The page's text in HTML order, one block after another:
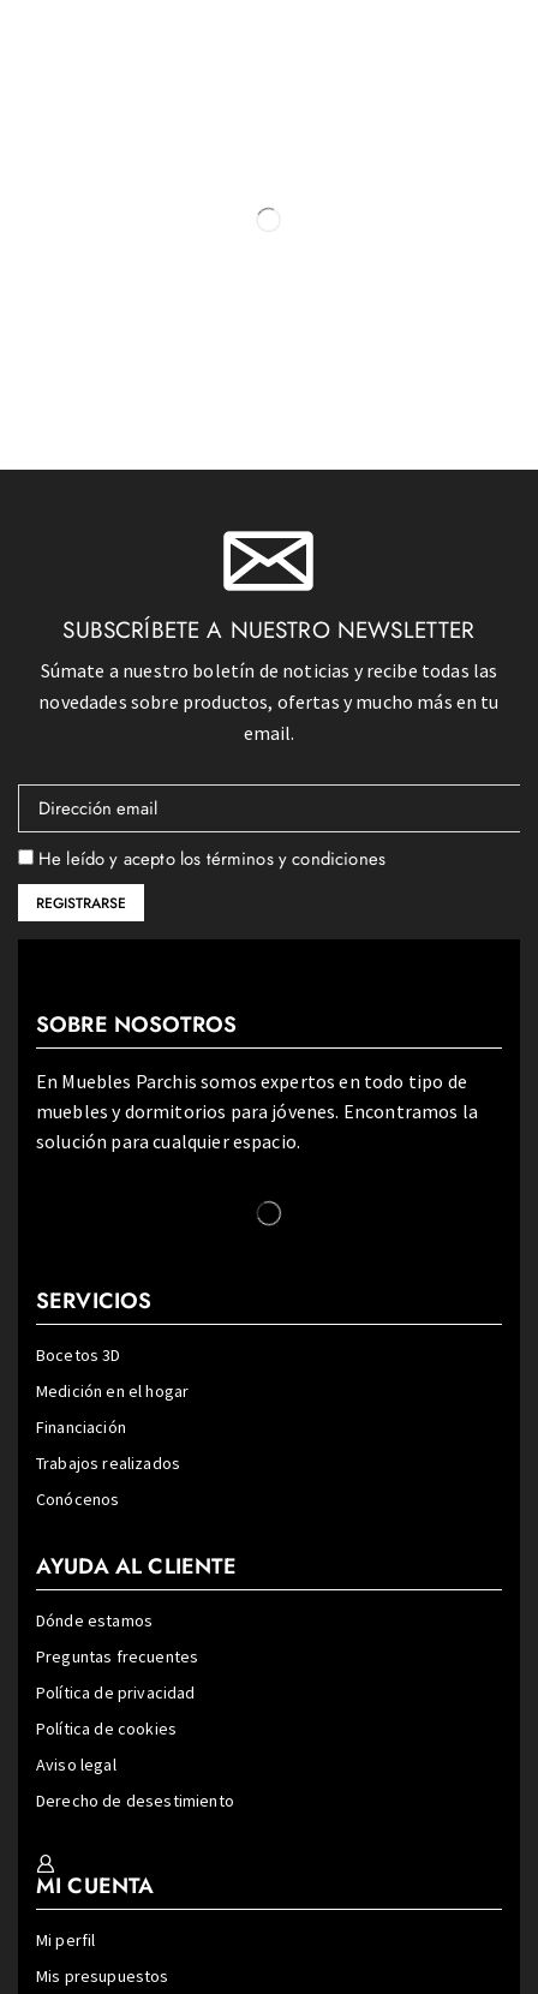
SUBSCRÍBETE A NUESTRO NEWSLETTER
Súmate a nuestro boletín de noticias y recibe todas las
novedades sobre productos, ofertas y mucho más en tu
email.
He leído y acepto los términos y condiciones
SOBRE NOSOTROS
En Muebles Parchis somos expertos en todo tipo de
muebles y dormitorios para jóvenes. Encontramos la
solución para cualquier espacio.
SERVICIOS
Bocetos 3D
Medición en el hogar
Financiación
Trabajos realizados
Conócenos
AYUDA AL CLIENTE
Dónde estamos
Preguntas frecuentes
Política de privacidad
Política de cookies
Aviso legal
Derecho de desestimiento
MI CUENTA
Mi perfil
Mis presupuestos